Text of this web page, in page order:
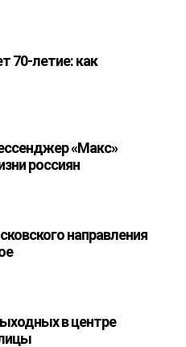
70-летие: как
«Макс»
россиян
направления
в центре